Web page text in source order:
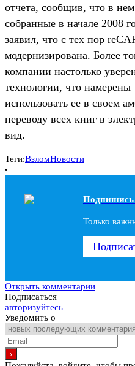
отчета, сообщив, что в
собранные в начале 2008
заявил, что с тех пор
модернизирована. Более
компании настолько
технологии, что намерены
использовать ее в своем
переводу всех книг в
вид.
Теги:ВзломНовости
Подпишись
Только
Открыть комментарии
Подписаться
авторизуйтесь
Уведомить о